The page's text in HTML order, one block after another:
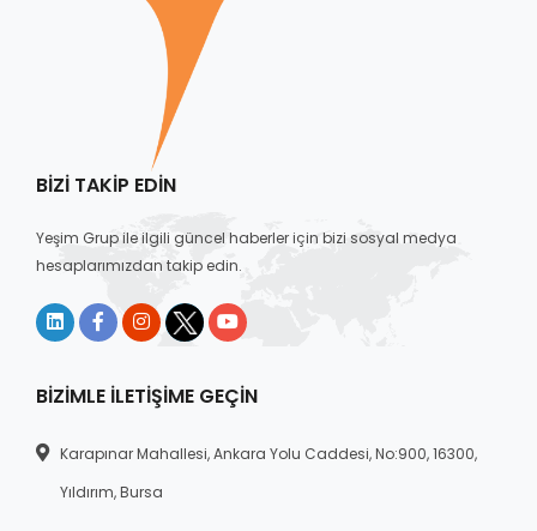
BIZI TAKIP EDIN
Yeşim Grup ile ilgili güncel haberler için bizi sosyal medya
hesaplarımızdan takip edin.
BIZIMLE İLETIŞIME GEÇIN
Karapınar Mahallesi, Ankara Yolu Caddesi, No:900, 16300,
Yıldırım, Bursa